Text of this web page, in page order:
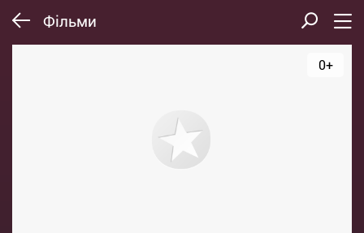
Фільми
0+